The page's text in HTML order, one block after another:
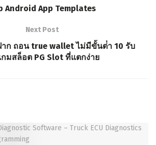
Android App Templates
Next Post
าก ถอน true wallet ไม่มีขั้นต่ํา 10 รับ
กมสล็อต PG Slot ที่แตกง่าย